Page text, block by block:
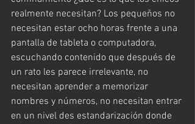
realmente necesitan? Los pequeños no
necesitan estar ocho horas frente a una
pantalla de tableta o computadora,
escuchando contenido que después de
un rato les parece irrelevante, no
necesitan aprender a memorizar
nombres y números, no necesitan entrar
en un nivel des estandarización donde